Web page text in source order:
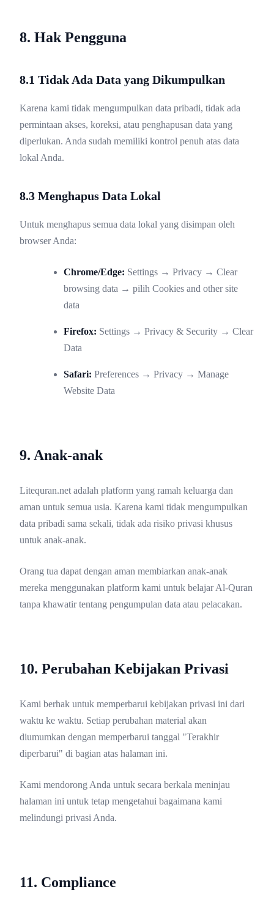
8. Hak Pengguna
8.1 Tidak Ada Data yang Dikumpulkan
Karena kami tidak mengumpulkan data pribadi, tidak ada
permintaan akses, koreksi, atau penghapusan data yang
diperlukan. Anda sudah memiliki kontrol penuh atas data
lokal Anda.
8.3 Menghapus Data Lokal
Untuk menghapus semua data lokal yang disimpan oleh
browser Anda:
Chrome/Edge: Settings → Privacy → Clear
browsing data → pilih Cookies and other site
data
Firefox: Settings → Privacy & Security → Clear
Data
Safari: Preferences → Privacy → Manage
Website Data
9. Anak-anak
Litequran.net adalah platform yang ramah keluarga dan
aman untuk semua usia. Karena kami tidak mengumpulkan
data pribadi sama sekali, tidak ada risiko privasi khusus
untuk anak-anak.
Orang tua dapat dengan aman membiarkan anak-anak
mereka menggunakan platform kami untuk belajar Al-Quran
tanpa khawatir tentang pengumpulan data atau pelacakan.
10. Perubahan Kebijakan Privasi
Kami berhak untuk memperbarui kebijakan privasi ini dari
waktu ke waktu. Setiap perubahan material akan
diumumkan dengan memperbarui tanggal "Terakhir
diperbarui" di bagian atas halaman ini.
Kami mendorong Anda untuk secara berkala meninjau
halaman ini untuk tetap mengetahui bagaimana kami
melindungi privasi Anda.
11. Compliance